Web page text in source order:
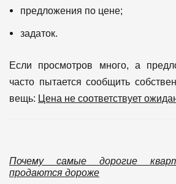
предложения по цене;
задаток.
Если просмотров много, а
часто пытается сообщить
вещь: Цена не соответствует
Почему самые дорогие
продаются дороже